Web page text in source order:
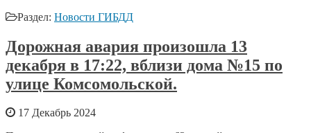
Раздел: Новости ГИБДД
Дорожная авария произошла 13
декабря в 17:22, вблизи дома №15 по
улице Комсомольской.
17 Декабрь 2024